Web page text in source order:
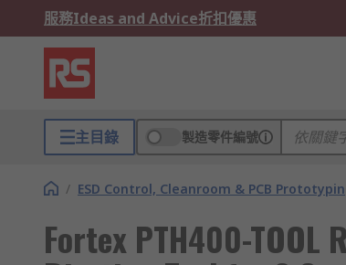
服務Ideas and Advice折扣優惠
主目錄 製造零件編號
/ ESD Control, Cleanroom & PCB
Fortex PTH400-TOOL